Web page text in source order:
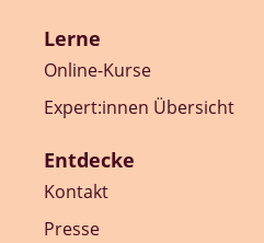
Lerne
Online-Kurse
Expert:innen Übersicht
Entdecke
Kontakt
Presse